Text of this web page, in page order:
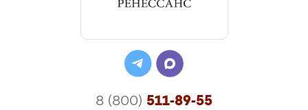
8 (800) 511-89-55